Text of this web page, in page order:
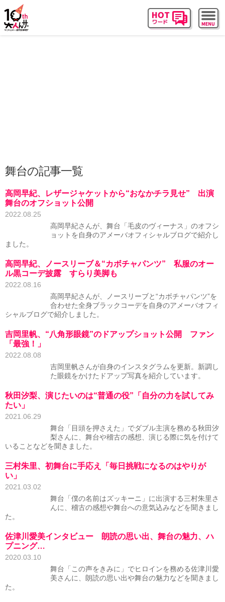
舞台の記事一覧
高岡早紀、レザージャケットから“おなかチラ見せ” 出演
舞台のオフショット公開
2022.08.25
高岡早紀さんが、舞台「毛皮のヴィーナス」のオフシ
ョットを自身のアメーバオフィシャルブログで紹介し
ました。
高岡早紀、ノースリーブ＆“カボチャパンツ” 私服のオー
ル黒コーデ披露 すらり美脚も
2022.08.16
高岡早紀さんが、ノースリーブと“カボチャパンツ”を
合わせた全身ブラックコーデを自身のアメーバオフィ
シャルブログで紹介しました。
吉岡里帆、“八角形眼鏡”のドアップショット公開 ファン
「最強！」
2022.08.08
吉岡里帆さんが自身のインスタグラムを更新。新調し
た眼鏡をかけたドアップ写真を紹介しています。
秋田汐梨、演じたいのは“普通の役”「自分の力を試してみ
たい」
2021.06.29
舞台「目頭を押さえた」でダブル主演を務める秋田汐
梨さんに、舞台や稽古の感想、演じる際に気を付けて
いることなどを聞きました。
三村朱里、初舞台に手応え「毎日挑戦になるのはやりが
い」
2021.03.02
舞台「僕の名前はズッキーニ」に出演する三村朱里さ
んに、稽古の感想や舞台への意気込みなどを聞きまし
た。
佐津川愛美インタビュー 朗読の思い出、舞台の魅力、ハ
プニング…
2020.03.10
舞台「この声をきみに」でヒロインを務める佐津川愛
美さんに、朗読の思い出や舞台の魅力などを聞きまし
た。